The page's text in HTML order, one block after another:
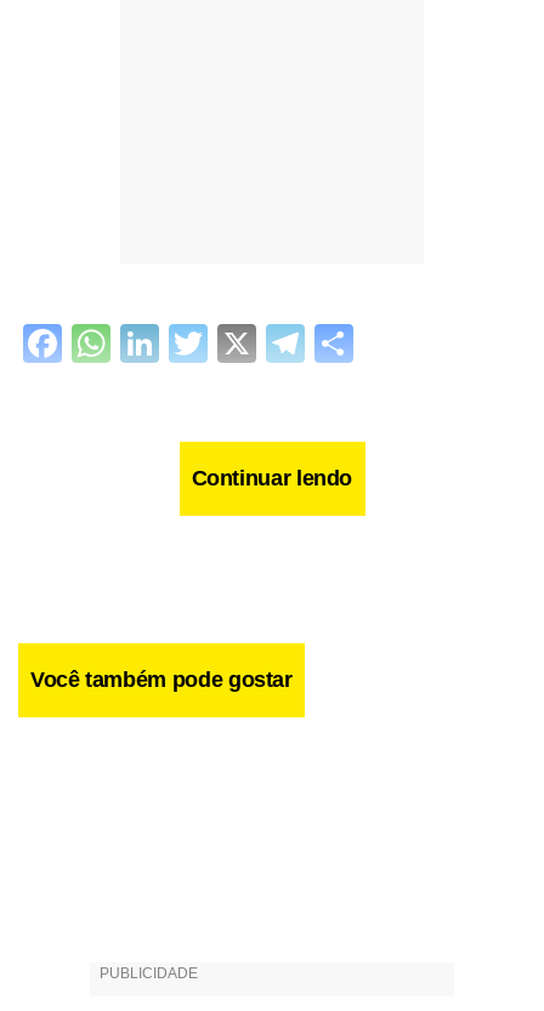
Facebook
WhatsApp
LinkedIn
Twitter
X Telegram
Continuar lendo
Você também pode gostar